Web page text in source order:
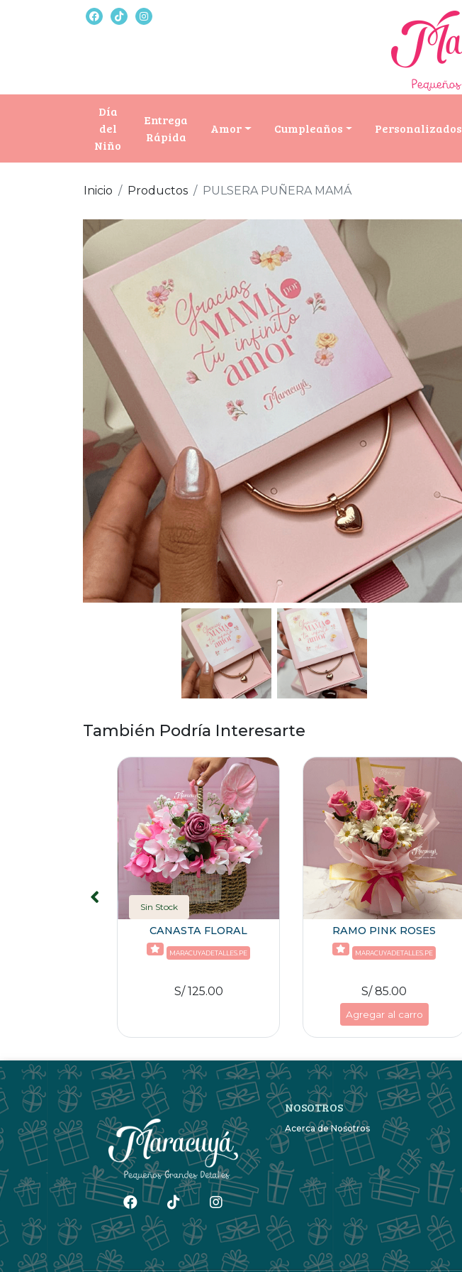
Día
del
Niño
Entrega
Rápida
Amor Cumpleaños Personalizados
Inicio Productos PULSERA PUÑERA MAMÁ
También Podría Interesarte
Sin Stock
CANASTA FLORAL
MARACUYADETALLES.PE
S/ 125.00
RAMO PINK ROSES
MARACUYADETALLES.PE
S/ 85.00
Agregar al carro
NOSOTROS
Acerca de Nosotros